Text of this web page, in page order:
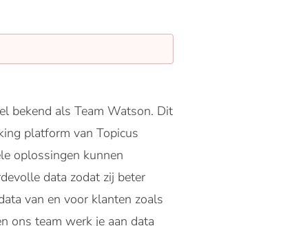
bekend als Team Watson. Dit
platform van Topicus
oplossingen kunnen
data zodat zij beter
van en voor klanten zoals
ons team werk je aan data